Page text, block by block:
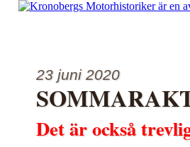
23 juni 2020
Det är också